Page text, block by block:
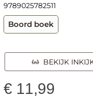
9789025782511
Boord boek
BEKIJK
€ 11,99